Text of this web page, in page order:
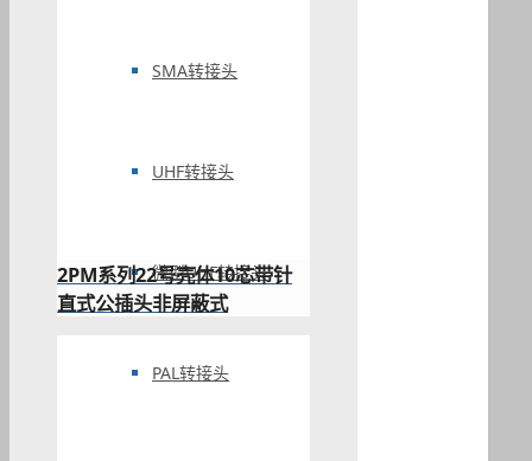
SMA转接头
UHF转接头
微型UHF转接头
PAL转接头
2PM系列22号壳体10芯带针
直式公插头非屏蔽式